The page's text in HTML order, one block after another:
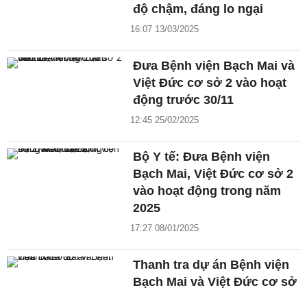
độ chậm, đáng lo ngại
16:07 13/03/2025
Đưa Bệnh viện Bạch Mai và
Việt Đức cơ sở 2 vào hoạt
động trước 30/11
12:45 25/02/2025
Bộ Y tế: Đưa Bệnh viện
Bạch Mai, Việt Đức cơ sở 2
vào hoạt động trong năm
2025
17:27 08/01/2025
Thanh tra dự án Bệnh viện
Bạch Mai và Việt Đức cơ sở